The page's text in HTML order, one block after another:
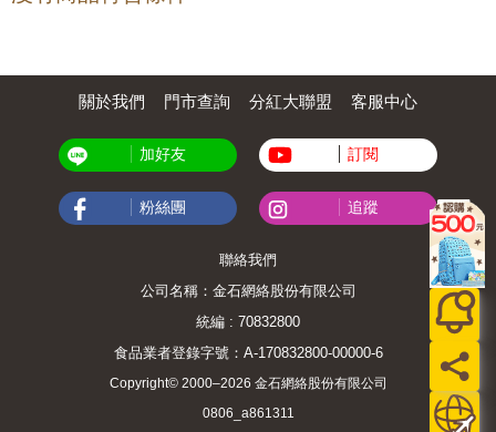
關於我們 門市查詢 分紅大聯盟 客服中心
加好友 訂閱
粉絲團 追蹤
聯絡我們
公司名稱：金石網絡股份有限公司
統編 : 70832800
食品業者登錄字號：A-170832800-00000-6
Copyright© 2000–2026 金石網絡股份有限公司
0806_a861311